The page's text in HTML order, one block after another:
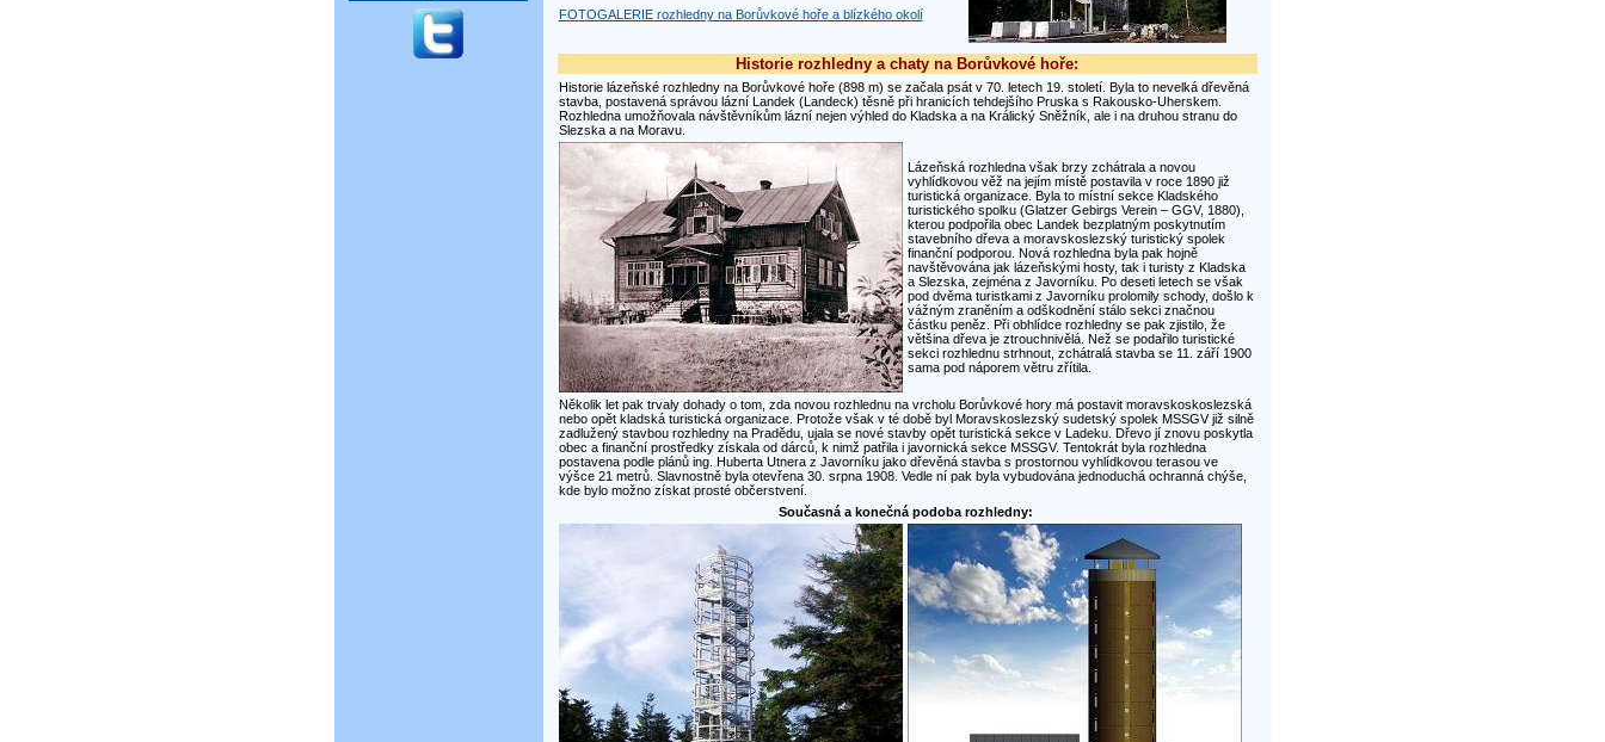
FOTOGALERIE rozhledny na Borůvkové hoře a blízkého okolí
Historie rozhledny a chaty na Borůvkové hoře:
Historie lázeňské rozhledny na Borůvkové hoře (898 m) se začala psát v 70. letech 19. století. Byla to nevelká dřevěná
stavba, postavená správou lázní Landek (Landeck) těsně při hranicích tehdejšího Pruska s Rakousko-Uherskem.
Rozhledna umožňovala návštěvníkům lázní nejen výhled do Kladska a na Králický Sněžník, ale i na druhou stranu do
Slezska a na Moravu.
Lázeňská rozhledna však brzy zchátrala a novou
vyhlídkovou věž na jejím místě postavila v roce 1890 již
turistická organizace. Byla to místní sekce Kladského
turistického spolku (Glatzer Gebirgs Verein – GGV, 1880),
kterou podpořila obec Landek bezplatným poskytnutím
stavebního dřeva a moravskoslezský turistický spolek
finanční podporou. Nová rozhledna byla pak hojně
navštěvována jak lázeňskými hosty, tak i turisty z Kladska
a Slezska, zejména z Javorníku. Po deseti letech se však
pod dvěma turistkami z Javorníku prolomily schody, došlo k
vážným zraněním a odškodnění stálo sekci značnou
částku peněz. Při obhlídce rozhledny se pak zjistilo, že
většina dřeva je ztrouchnivělá. Než se podařilo turistické
sekci rozhlednu strhnout, zchátralá stavba se 11. září 1900
sama pod náporem větru zřítila.
Několik let pak trvaly dohady o tom, zda novou rozhlednu na vrcholu Borůvkové hory má postavit moravskoskoslezská
nebo opět kladská turistická organizace. Protože však v té době byl Moravskoslezský sudetský spolek MSSGV již silně
zadlužený stavbou rozhledny na Pradědu, ujala se nové stavby opět turistická sekce v Ladeku. Dřevo jí znovu poskytla
obec a finanční prostředky získala od dárců, k nimž patřila i javornická sekce MSSGV. Tentokrát byla rozhledna
postavena podle plánů ing. Huberta Utnera z Javorníku jako dřevěná stavba s prostornou vyhlídkovou terasou ve
výšce 21 metrů. Slavnostně byla otevřena 30. srpna 1908. Vedle ní pak byla vybudována jednoduchá ochranná chýše,
kde bylo možno získat prosté občerstvení.
Současná a konečná podoba rozhledny: